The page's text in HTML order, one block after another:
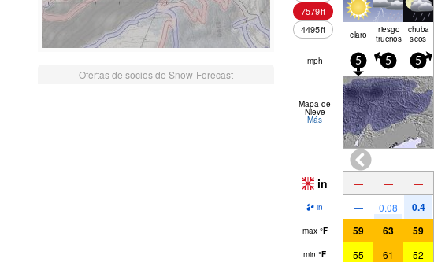
Ofertas de socios de Snow-Forecast
7579ft
4495ft claro riesgo
truenos
chuba
scos
mph 5 5 5
Mapa de
Nieve
Más
in — — —
in — 0.08 0.4
max °F 59 63 59
min °F 55 61 52